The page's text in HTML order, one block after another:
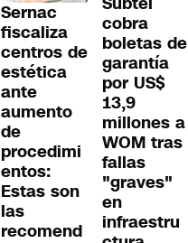
Sernac
fiscaliza
centros de
estética
ante
aumento
de
procedimi
entos:
Estas son
las
recomend
cobra
boletas de
garantía
por US$
13,9
millones a
WOM tras
fallas
"graves"
en
infraestru